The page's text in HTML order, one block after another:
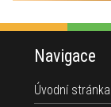
Navigace
Úvodní stránka